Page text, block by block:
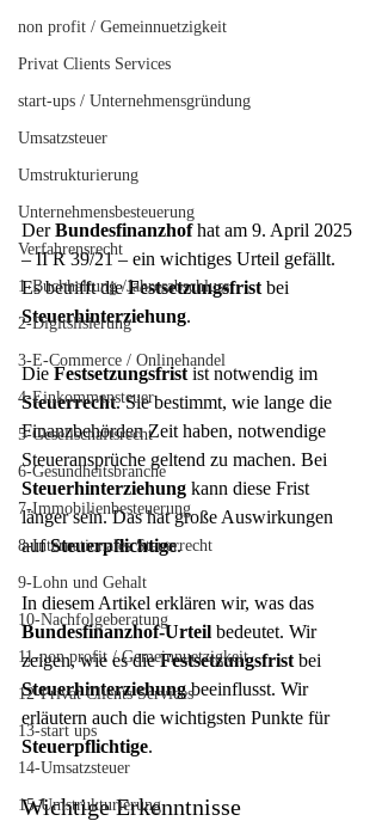
non profit / Gemeinnuetzigkeit
Privat Clients Services
start-ups / Unternehmensgründung
Umsatzsteuer
Umstrukturierung
Unternehmensbesteuerung
Verfahrensrecht
1-Buchhaltung /Jahresabschluss
2-Digitslisierung
3-E-Commerce / Onlinehandel
4-Einkommensteuer
5-Gesellschaftsrecht
6-Gesundheitsbranche
7-Immobilienbesteuerung
8-Internationales Steuerrecht
9-Lohn und Gehalt
10-Nachfolgeberatung
11-non profit / Gemeinnuetzigkeit
12-Privat Clients Services
13-start ups
14-Umsatzsteuer
15-Umstrukturierung
Der Bundesfinanzhof hat am 9. April 2025
– II R 39/21 – ein wichtiges Urteil gefällt.
Es betrifft die Festsetzungsfrist bei
Steuerhinterziehung.
Die Festsetzungsfrist ist notwendig im
Steuerrecht. Sie bestimmt, wie lange die
Finanzbehörden Zeit haben, notwendige
Steueransprüche geltend zu machen. Bei
Steuerhinterziehung kann diese Frist
länger sein. Das hat große Auswirkungen
auf Steuerpflichtige.
In diesem Artikel erklären wir, was das
Bundesfinanzhof-Urteil bedeutet. Wir
zeigen, wie es die Festsetzungsfrist bei
Steuerhinterziehung beeinflusst. Wir
erläutern auch die wichtigsten Punkte für
Steuerpflichtige.
Wichtige Erkenntnisse